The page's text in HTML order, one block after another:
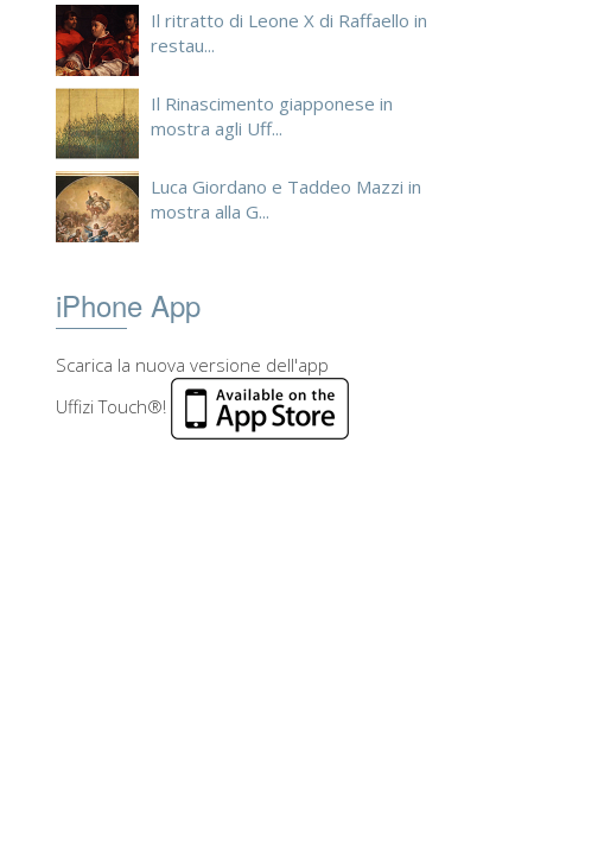
Il ritratto di Leone X di Raffaello in
restau...
Il Rinascimento giapponese in
mostra agli Uff...
Luca Giordano e Taddeo Mazzi in
mostra alla G...
iPhone App
Scarica la nuova versione dell'app
Uffizi Touch®!